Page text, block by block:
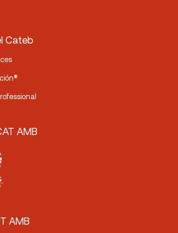
Cateb
AMB
AMB